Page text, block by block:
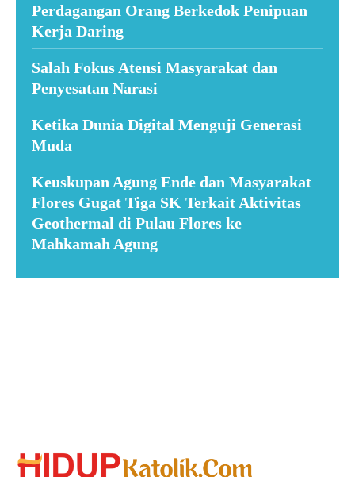
Perdagangan Orang Berkedok Penipuan
Kerja Daring
Salah Fokus Atensi Masyarakat dan
Penyesatan Narasi
Ketika Dunia Digital Menguji Generasi
Muda
Keuskupan Agung Ende dan Masyarakat
Flores Gugat Tiga SK Terkait Aktivitas
Geothermal di Pulau Flores ke
Mahkamah Agung